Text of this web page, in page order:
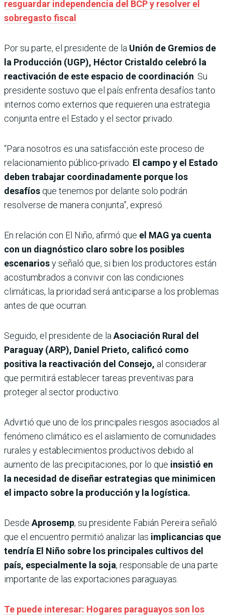
resguardar independencia del BCP y resolver el
sobregasto fiscal
Por su parte, el presidente de la Unión de Gremios de
la Producción (UGP), Héctor Cristaldo celebró la
reactivación de este espacio de coordinación . Su
presidente sostuvo que el país enfrenta desafíos tanto
internos como externos que requieren una estrategia
conjunta entre el Estado y el sector privado.
“Para nosotros es una satisfacción este proceso de
relacionamiento público-privado. El campo y el Estado
deben trabajar coordinadamente porque los
desafíos que tenemos por delante solo podrán
resolverse de manera conjunta”, expresó.
En relación con El Niño, afirmó que el MAG ya cuenta
con un diagnóstico claro sobre los posibles
escenariosy señaló que, si bien los productores están
acostumbrados a convivir con las condiciones
climáticas, la prioridad será anticiparse a los problemas
antes de que ocurran.
Seguido, el presidente de la Asociación Rural del
Paraguay (ARP), Daniel Prieto, calificó como
positiva la reactivación del Consejo, al considerar
que permitirá establecer tareas preventivas para
proteger al sector productivo.
Advirtió que uno de los principales riesgos asociados al
fenómeno climático es el aislamiento de comunidades
rurales y establecimientos productivos debido al
aumento de las precipitaciones, por lo que insistió en
la necesidad de diseñar estrategias que minimicen
el impacto sobre la producción y la logística.
Desde Aprosemp, su presidente Fabián Pereira señaló
que el encuentro permitió analizar las implicancias que
tendría El Niño sobre los principales cultivos del
país, especialmente la soja, responsable de una parte
importante de las exportaciones paraguayas.
Te puede interesar: Hogares paraguayos son los